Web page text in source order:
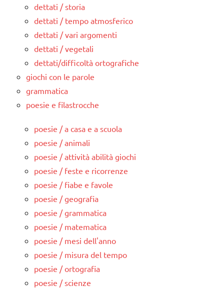
dettati / storia
dettati / tempo atmosferico
dettati / vari argomenti
dettati / vegetali
dettati/difficoltà ortografiche
giochi con le parole
grammatica
poesie e filastrocche
poesie / a casa e a scuola
poesie / animali
poesie / attività abilità giochi
poesie / feste e ricorrenze
poesie / fiabe e favole
poesie / geografia
poesie / grammatica
poesie / matematica
poesie / mesi dell'anno
poesie / misura del tempo
poesie / ortografia
poesie / scienze